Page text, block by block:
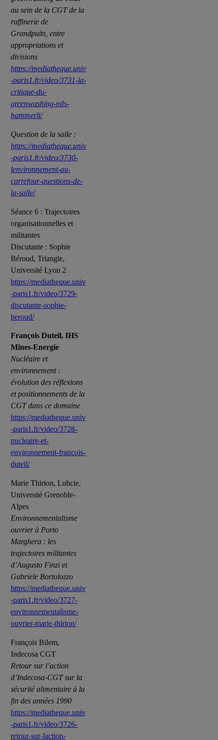
au sein de la CGT de la
raffinerie de
Grandpuits, entre
appropriations et
divisions
https://mediatheque.univ
-paris1.fr/video/3731-la-
critique-du-
greenwashing-nils-
hammerli/
Question de la salle :
https://mediatheque.univ
-paris1.fr/video/3730-
lenvironnement-au-
carrefour-questions-de-
la-salle/
Séance 6 : Trajectoires
organisationnelles et
militantes
Discutante : Sophie
Béroud, Triangle,
Université Lyon 2
https://mediatheque.univ
-paris1.fr/video/3729-
discutante-sophie-
beroud/
François Duteil, IHS
Mines-Energie
Nucléaire et
environnement :
évolution des réflexions
et positionnements de la
CGT dans ce domaine
https://mediatheque.univ
-paris1.fr/video/3728-
nucleaire-et-
environnement-francois-
duteil/
Marie Thirion, Luhcie,
Université Grenoble-
Alpes
Environnementalisme
ouvrier à Porto
Marghera : les
trajectoires militantes
d’Augusto Finzi et
Gabriele Bortolozzo
https://mediatheque.univ
-paris1.fr/video/3727-
environnementalisme-
ouvrier-marie-thirion/
François Bilem,
Indecosa CGT
Retour sur l’action
d’Indecosa-CGT sur la
sécurité alimentaire à la
fin des années 1990
https://mediatheque.univ
-paris1.fr/video/3726-
retour-sur-laction-